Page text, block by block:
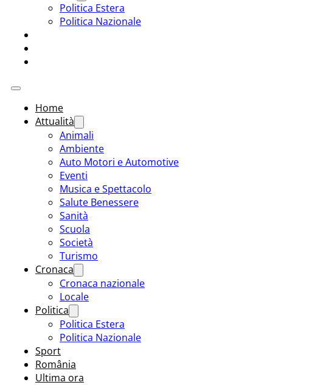
Politica Estera
Politica Nazionale
Home
Attualità
Animali
Ambiente
Auto Motori e Automotive
Eventi
Musica e Spettacolo
Salute Benessere
Sanità
Scuola
Società
Turismo
Cronaca
Cronaca nazionale
Locale
Politica
Politica Estera
Politica Nazionale
Sport
România
Ultima ora